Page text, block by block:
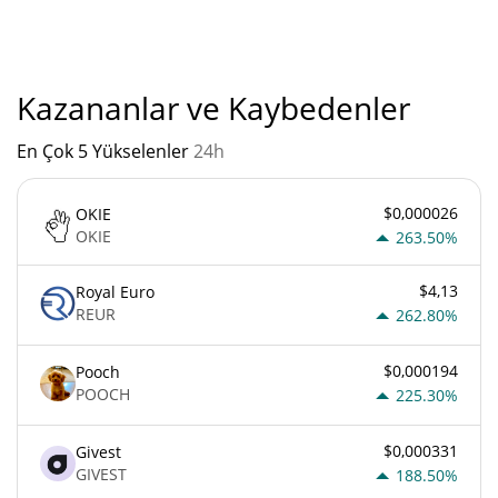
Kazananlar ve Kaybedenler
En Çok 5 Yükselenler24h
OKIE
OKIE
$0,000026
263.50%
Royal Euro
REUR
$4,13
262.80%
Pooch
POOCH
$0,000194
225.30%
Givest
GIVEST
$0,000331
188.50%